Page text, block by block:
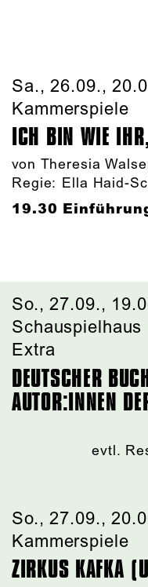
Sa., 26.09.,
Kammerspiele
ICH BIN WIE
von Theresia
Regie: Ella Haid-
19.30
So., 27.09.,
Schauspielhaus
Extra
DEUTSCHER
AUTOR:INNEN
evtl.
So., 27.09.,
Kammerspiele
ZIRKUS KAFKA